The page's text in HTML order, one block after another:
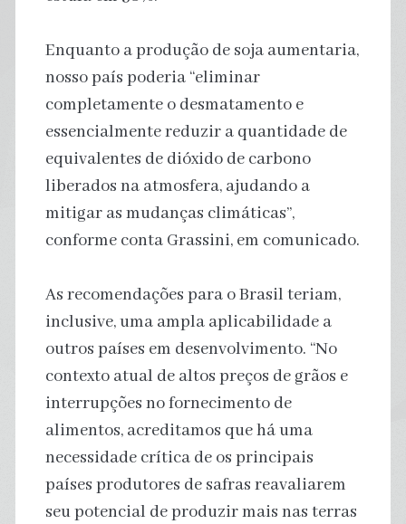
Enquanto a produção de soja aumentaria,
nosso país poderia “eliminar
completamente o desmatamento e
essencialmente reduzir a quantidade de
equivalentes de dióxido de carbono
liberados na atmosfera, ajudando a
mitigar as mudanças climáticas”,
conforme conta Grassini, em comunicado.
As recomendações para o Brasil teriam,
inclusive, uma ampla aplicabilidade a
outros países em desenvolvimento. “No
contexto atual de altos preços de grãos e
interrupções no fornecimento de
alimentos, acreditamos que há uma
necessidade crítica de os principais
países produtores de safras reavaliarem
seu potencial de produzir mais nas terras